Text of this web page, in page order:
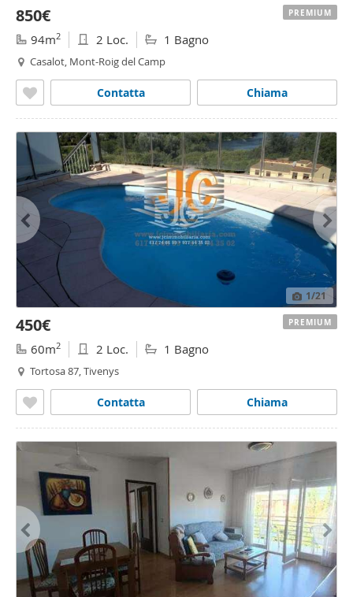
850€
94m2 2 Loc. 1 Bagno
Casalot, Mont-Roig del Camp
Chiama
Contatta
PREMIUM
1/21
450€
60m2 2 Loc. 1 Bagno
Tortosa 87, Tivenys
Chiama
Contatta
PREMIUM